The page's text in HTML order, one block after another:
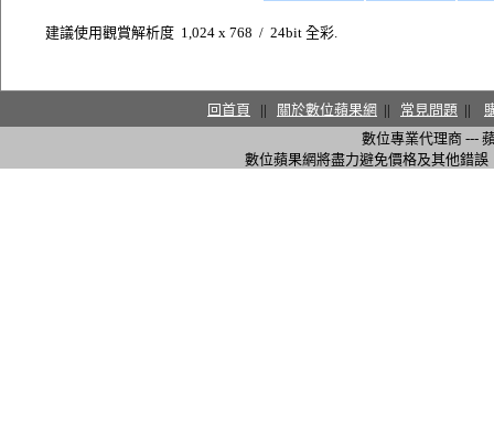
建議使用觀賞解析度 1,024 x 768 / 24bit 全彩.
回首頁 || 關於數位蘋果網 || 常見問題 ||
數位專業代理商 ---
數位蘋果網將盡力避免價格及其他錯